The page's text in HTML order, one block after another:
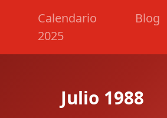
Calendario
2025
Blog
Julio 1988